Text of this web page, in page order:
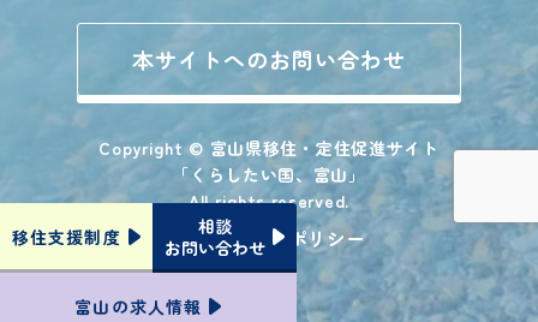
移住支援制度
相談
お問い合わせ
富山の求人情報
本サイトへのお問い合わせ
Copyright © 富山県移住・定住促進サイト
「くらしたい国、富山」
All rights reserved.
プライバシーポリシー